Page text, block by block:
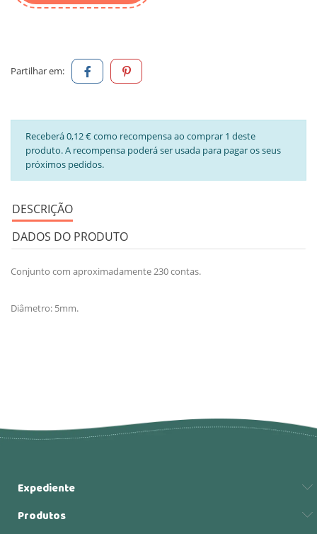
Partilhar em:
Receberá 0,12 € como recompensa ao comprar 1 deste
produto. A recompensa poderá ser usada para pagar os seus
próximos pedidos.
DESCRIÇÃO
DADOS DO PRODUTO
Conjunto com aproximadamente 230 contas.
Diâmetro: 5mm.
Expediente
Produtos